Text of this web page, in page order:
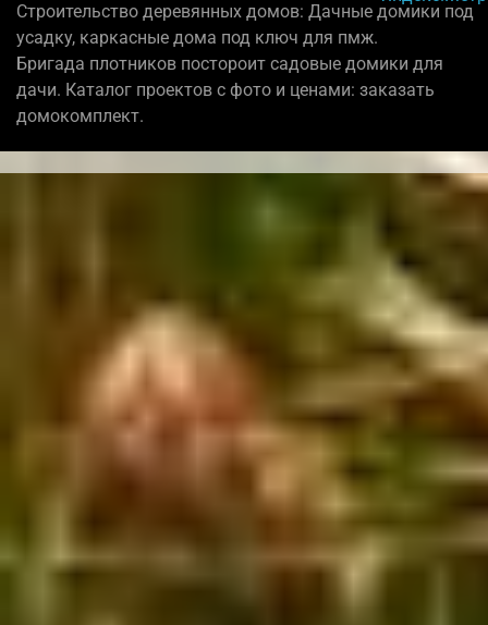
Строительство деревянных домов: Дачные домики под
усадку, каркасные дома под ключ для пмж.
Бригада плотников постороит садовые домики для
дачи. Каталог проектов с фото и ценами: заказать
домокомплект.